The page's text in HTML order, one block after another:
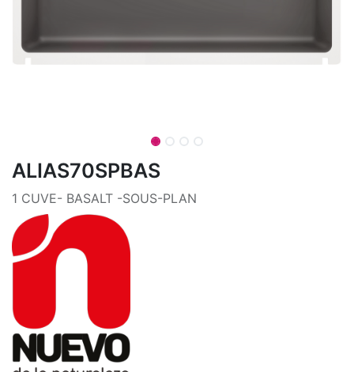
ALIAS70SPBAS
1 CUVE- BASALT -SOUS-PLAN